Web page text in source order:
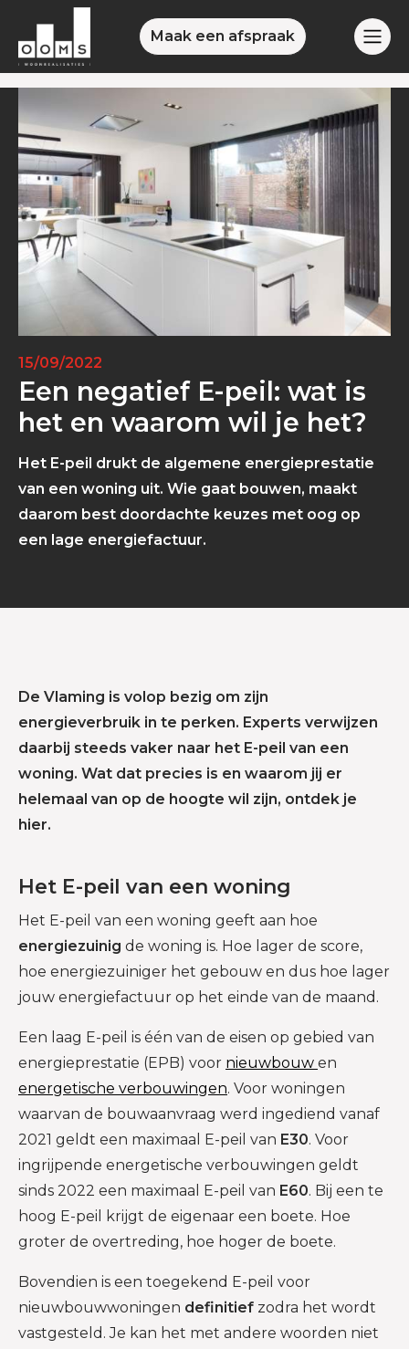
Maak een afspraak
15/09/2022
Een negatief E-peil: wat is
het en waarom wil je het?
Het E-peil drukt de algemene energieprestatie
van een woning uit. Wie gaat bouwen, maakt
daarom best doordachte keuzes met oog op
een lage energiefactuur.
De Vlaming is volop bezig om zijn
energieverbruik in te perken. Experts verwijzen
daarbij steeds vaker naar het E-peil van een
woning. Wat dat precies is en waarom jij er
helemaal van op de hoogte wil zijn, ontdek je
hier.
Het E-peil van een woning
Het E-peil van een woning geeft aan hoe
energiezuinig de woning is. Hoe lager de score,
hoe energiezuiniger het gebouw en dus hoe lager
jouw energiefactuur op het einde van de maand.
Een laag E-peil is één van de eisen op gebied van
energieprestatie (EPB) voor nieuwbouw en
energetische verbouwingen. Voor woningen
waarvan de bouwaanvraag werd ingediend vanaf
2021 geldt een maximaal E-peil van E30. Voor
ingrijpende energetische verbouwingen geldt
sinds 2022 een maximaal E-peil van E60. Bij een te
hoog E-peil krijgt de eigenaar een boete. Hoe
groter de overtreding, hoe hoger de boete.
Bovendien is een toegekend E-peil voor
nieuwbouwwoningen definitief zodra het wordt
vastgesteld. Je kan het met andere woorden niet